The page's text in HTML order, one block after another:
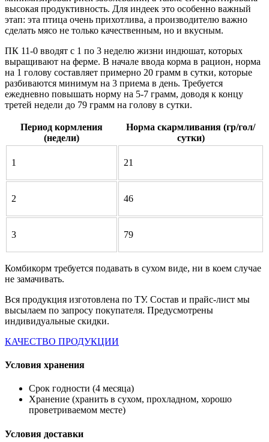
высокая продуктивность. Для индеек это особенно важный
этап: эта птица очень прихотлива, а производителю важно
сделать мясо не только качественным, но и вкусным.
ПК 11-0 вводят с 1 по 3 неделю жизни индюшат, которых
выращивают на ферме. В начале ввода корма в рацион, норма
на 1 голову составляет примерно 20 грамм в сутки, которые
разбиваются минимум на 3 приема в день. Требуется
ежедневно повышать норму на 5-7 грамм, доводя к концу
третей недели до 79 грамм на голову в сутки.
Период кормления
(недели)
Норма скармливания (гр/гол/
сутки)
1 21
2 46
3 79
Комбикорм требуется подавать в сухом виде, ни в коем случае
не замачивать.
Вся продукция изготовлена по ТУ. Состав и прайс-лист мы
высылаем по запросу покупателя. Предусмотрены
индивидуальные скидки.
КАЧЕСТВО ПРОДУКЦИИ
Условия хранения
Срок годности (4 месяца)
Хранение (хранить в сухом, прохладном, хорошо
проветриваемом месте)
Условия доставки